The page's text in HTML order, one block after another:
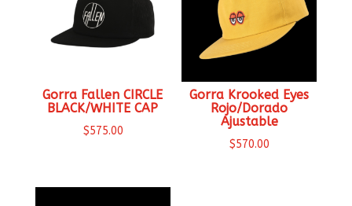
Gorra Fallen CIRCLE
BLACK/WHITE CAP
$575.00
Gorra Krooked Eyes
Rojo/Dorado
Ajustable
$570.00